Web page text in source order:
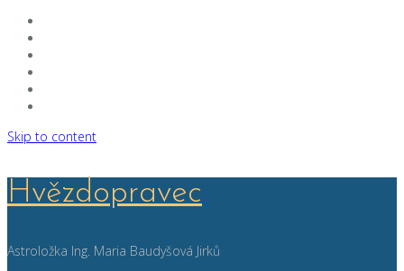
Skip to content
Hvězdopravec
Astroložka Ing. Maria Baudyšová Jirků